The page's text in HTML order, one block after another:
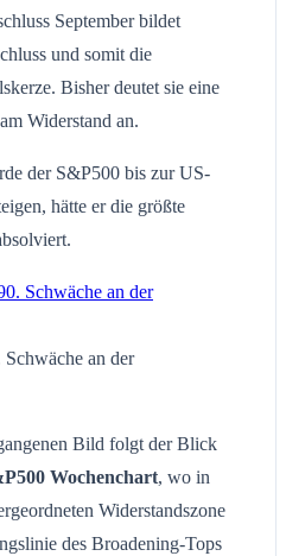
September bildet
und somit die
Bisher deutet sie eine
Widerstand an.
der S&P500 bis zur US-
hätte er die größte
an der
Bild folgt der Blick
Wochenchart, wo in
Widerstandszone
des Broadening-Tops